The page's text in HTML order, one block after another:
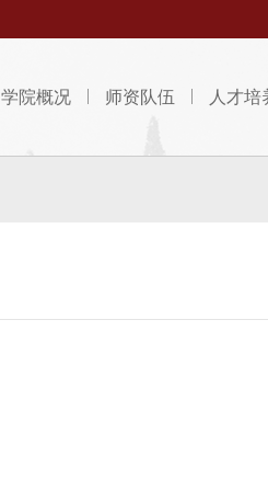
学院概况 师资队伍 人才培